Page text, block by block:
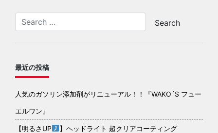
最近の投稿
人気のガソリン添加剤がリニューアル！！『WAKO´S フュー
エルワン』
【明るさUP 】ヘッドライト 超クリアコーティング